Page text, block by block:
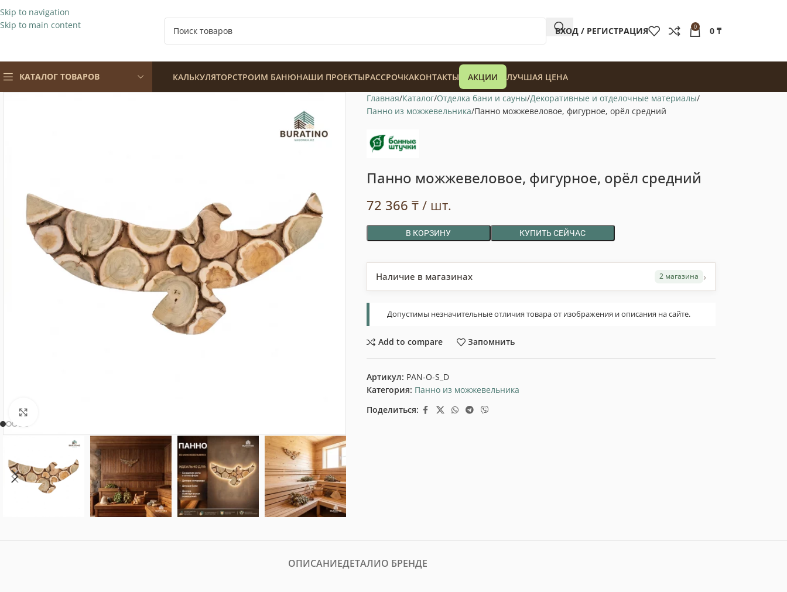
Skip to navigation
Skip to main content
ВХОД / РЕГИСТРАЦИЯ 0 0 ₸
КАТАЛОГ ТОВАРОВ
128 900₸
КАЛЬКУЛЯТОРСТРОИМ БАНЮНАШИ ПРОЕКТЫРАССРОЧКАКОНТАКТЫ АКЦИИ ЛУЧШАЯ ЦЕНА
Главная Каталог Отделка бани и сауны Декоративные и отделочные материалы
Панно из можжевельника Панно можжевеловое, фигурное, орёл средний
Панно можжевеловое, фигурное, орёл средний
72 366 ₸/ шт.
В КОРЗИНУ КУПИТЬ СЕЙЧАС
Наличие в магазинах 2 магазина ›
Допустимы незначительные отличия товара от изображения и описания на сайте.
Add to compare Запомнить
Артикул: PAN-O-S_D
Категория: Панно из можжевельника
Поделиться:
ОПИСАНИЕДЕТАЛИО БРЕНДЕ